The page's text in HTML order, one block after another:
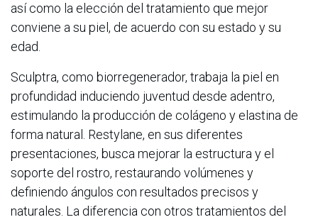
así como la elección del tratamiento que mejor
conviene a su piel, de acuerdo con su estado y su
edad.
Sculptra, como biorregenerador, trabaja la piel en
profundidad induciendo juventud desde adentro,
estimulando la producción de colágeno y elastina de
forma natural. Restylane, en sus diferentes
presentaciones, busca mejorar la estructura y el
soporte del rostro, restaurando volúmenes y
definiendo ángulos con resultados precisos y
naturales. La diferencia con otros tratamientos del